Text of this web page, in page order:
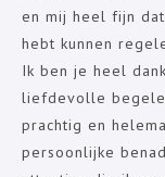
Contact
en mij heel fijn
hebt kunnen
Ik ben je heel
liefdevolle
prachtig en
persoonlijke